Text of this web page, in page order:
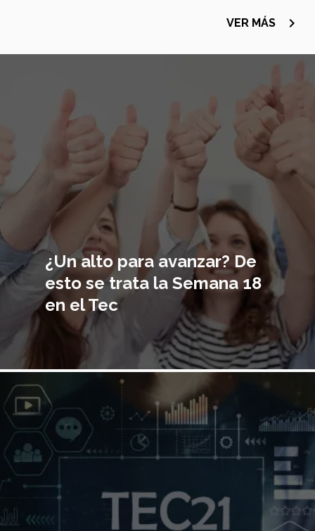
VER MÁS navigate_next
¿Un alto para avanzar? De
esto se trata la Semana 18
en el Tec
principal